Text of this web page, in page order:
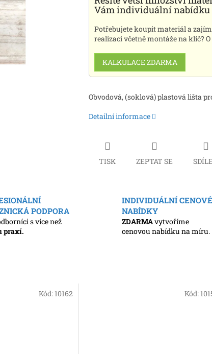
Vám individuální nabídku
Potřebujete koupit materiál a
realizaci včetně montáže na klíč?
KALKULACE ZDARMA
Obvodová, (soklová) plastová lišta
Detailní informace
TISK ZEPTAT SE
PODPORA
s více než
praxí.
INDIVIDUÁLNÍ CENOVÉ
NABÍDKY
ZDARMAvytvoříme
cenovou nabídku na míru.
Kód: 10162 Kód: